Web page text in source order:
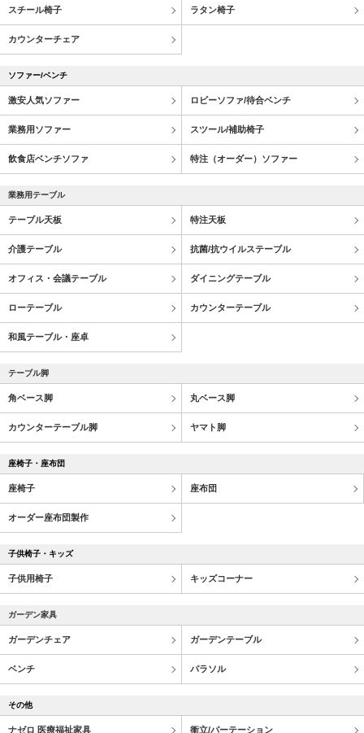
スチール椅子 ラタン椅子
カウンターチェア
ソファー/ベンチ
激安人気ソファー ロビーソファ/待合ベンチ
業務用ソファー スツール/補助椅子
飲食店ベンチソファ 特注（オーダー）ソファー
業務用テーブル
テーブル天板 特注天板
介護テーブル 抗菌/抗ウイルステーブル
オフィス・会議テーブル ダイニングテーブル
ローテーブル カウンターテーブル
和風テーブル・座卓
テーブル脚
角ベース脚 丸ベース脚
カウンターテーブル脚 ヤマト脚
座椅子・座布団
座椅子 座布団
オーダー座布団製作
子供椅子・キッズ
子供用椅子 キッズコーナー
ガーデン家具
ガーデンチェア ガーデンテーブル
ベンチ パラソル
その他
ナゼロ 医療福祉家具 衝立/パーテーション